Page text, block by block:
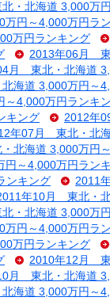
・北海道 3,000万
円～4,000万円ラ
万円ランキング
2013年06月 東
月 東北・北海道
海道 3,000万円～
4,000万円ランキ
キング
2012年
年07月 東北・北
北海道 3,000万円
～4,000万円ラン
ンキング
2011
年10月 東北・
・北海道 3,000万
円～4,000万円ラ
万円ランキング
2010年12月 東
月 東北・北海道
海道 3,000万円～